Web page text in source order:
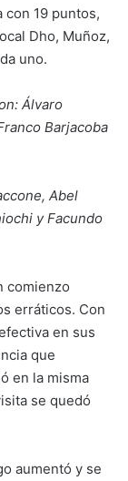
con 19 puntos,
Dho, Muñoz,
uno.
Álvaro
Barjacoba
Abel
y Facundo
comienzo
erráticos. Con
en sus
que
en la misma
se quedó
aumentó y se